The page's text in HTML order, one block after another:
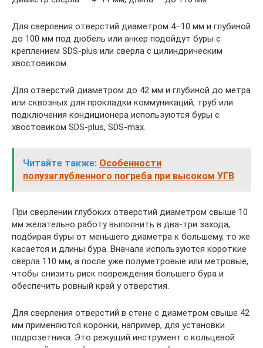
Для сверления отверстий диаметром 4–10 мм и глубиной
до 100 мм под дюбель или анкер подойдут буры с
креплением SDS-plus или сверла с цилиндрическим
хвостовиком.
Для отверстий диаметром до 42 мм и глубиной до метра
или сквозных для прокладки коммуникаций, труб или
подключения кондиционера используются буры с
хвостовиком SDS-plus, SDS-maх.
Читайте также: Особенности
полузаглубленного погреба при высоком УГВ
При сверлении глубоких отверстий диаметром свыше 10
мм желательно работу выполнить в два-три захода,
подбирая буры от меньшего диаметра к большему, то же
касается и длины бура. Вначале используются короткие
свёрла 110 мм, а после уже полуметровые или метровые,
чтобы снизить риск повреждения большего бура и
обеспечить ровный край у отверстия.
Для сверления отверстий в стене с диаметром свыше 42
мм применяются коронки, например, для установки
подрозетника. Это режущий инструмент с кольцевой